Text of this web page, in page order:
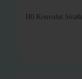
H0 Konvolut